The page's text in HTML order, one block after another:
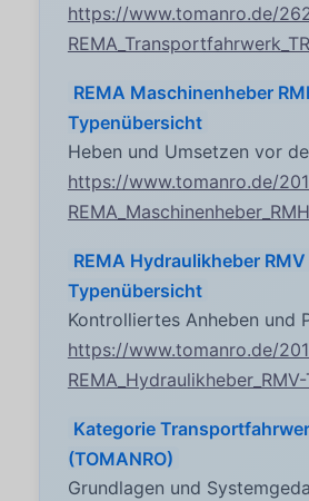
https://www.tomanro.de/
REMA Maschinenheber
Typenübersicht
Heben und Umsetzen vor
https://www.tomanro.de/
REMA Hydraulikheber RMV
Typenübersicht
Kontrolliertes Anheben und
https://www.tomanro.de/
Kategorie
(TOMANRO)
Grundlagen und